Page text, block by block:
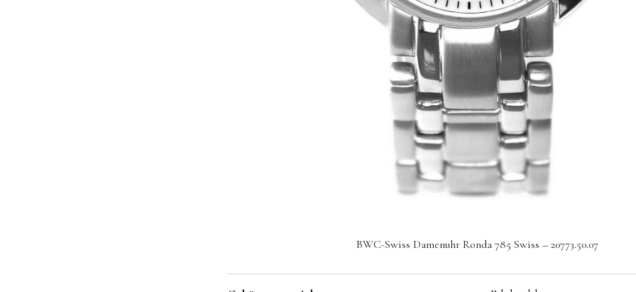
BWC-Swiss Damenuhr Ronda 785 Swiss – 20773.50.07